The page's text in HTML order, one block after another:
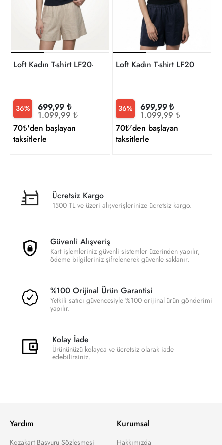
Loft Kadın T-shirt LF2042146
36% 699,99 ₺
1.099,99 ₺
70₺'den başlayan
taksitlerle
Loft Kadın T-shirt LF2042146
36% 699,99 ₺
1.099,99 ₺
70₺'den başlayan
taksitlerle
Ücretsiz Kargo
1500 TL ve üzeri alışverişlerinize ücretsiz kargo.
Güvenli Alışveriş
Kart işlemleriniz güvenli sistemler üzerinden yapılır,
ödeme bilgileriniz şifrelenerek güvenle saklanır.
%100 Orijinal Ürün Garantisi
Yetkili satıcı güvencesiyle %100 orijinal ürün gönderimi
yapılır.
Kolay İade
Ürününüzü kolayca ve ücretsiz olarak iade
edebilirsiniz.
Yardım
Kozakart Başvuru Sözleşmesi
Kurumsal
Hakkımızda